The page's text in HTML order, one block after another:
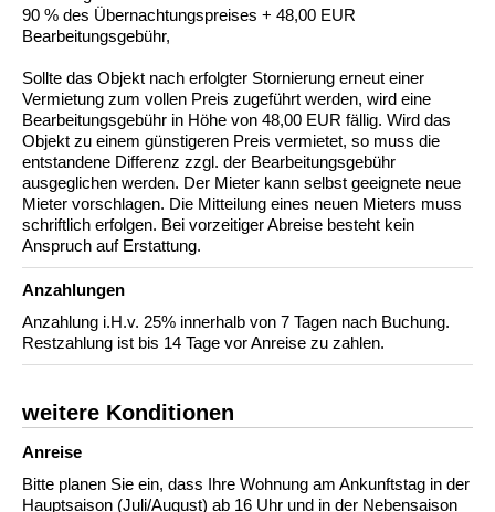
90 % des Übernachtungspreises + 48,00 EUR
Bearbeitungsgebühr,
Sollte das Objekt nach erfolgter Stornierung erneut einer
Vermietung zum vollen Preis zugeführt werden, wird eine
Bearbeitungsgebühr in Höhe von 48,00 EUR fällig. Wird das
Objekt zu einem günstigeren Preis vermietet, so muss die
entstandene Differenz zzgl. der Bearbeitungsgebühr
ausgeglichen werden. Der Mieter kann selbst geeignete neue
Mieter vorschlagen. Die Mitteilung eines neuen Mieters muss
schriftlich erfolgen. Bei vorzeitiger Abreise besteht kein
Anspruch auf Erstattung.
Anzahlungen
Anzahlung i.H.v. 25% innerhalb von 7 Tagen nach Buchung.
Restzahlung ist bis 14 Tage vor Anreise zu zahlen.
weitere Konditionen
Anreise
Bitte planen Sie ein, dass Ihre Wohnung am Ankunftstag in der
Hauptsaison (Juli/August) ab 16 Uhr und in der Nebensaison